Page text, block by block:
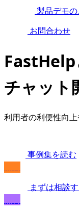
製品デモ
お問合わせ
FastHelp
チャット
利用者の利便性向
事例集を読む
まずは相談